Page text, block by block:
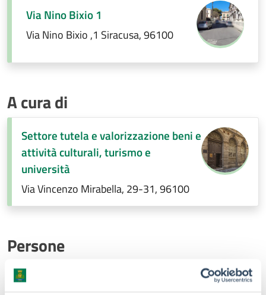
Via Nino Bixio 1
Via Nino Bixio ,1 Siracusa, 96100
A cura di
Settore tutela e valorizzazione beni e
attività culturali, turismo e
università
Via Vincenzo Mirabella, 29-31, 96100
Persone
Benedetto Fabio Granata